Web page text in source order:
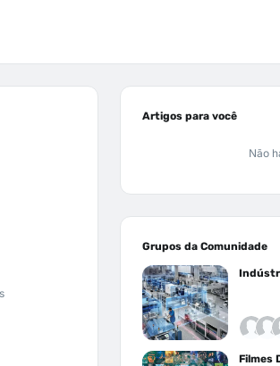
Artigos para você
Não
Grupos da Comunidade
Filmes